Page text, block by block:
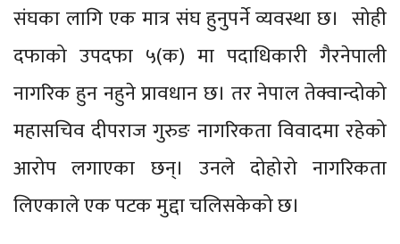
संघका लागि एक मात्र संघ हुनुपर्ने व्यवस्था छ। सोही
दफाको उपदफा ५(क) मा पदाधिकारी गैरनेपाली
नागरिक हुन नहुने प्रावधान छ। तर नेपाल तेक्वान्दोको
महासचिव दीपराज गुरुङ नागरिकता विवादमा रहेको
आरोप लगाएका छन्। उनले दोहोरो नागरिकता
लिएकाले एक पटक मुद्दा चलिसकेको छ।